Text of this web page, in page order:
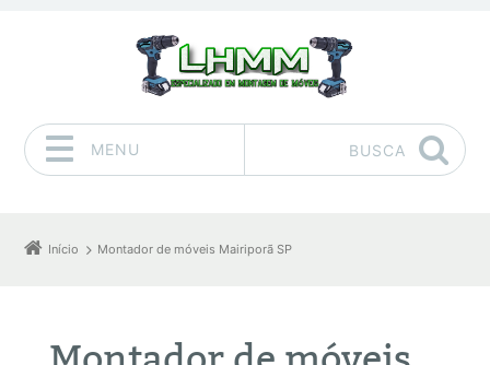
MENU BUSCA
Início Montador de móveis Mairiporã SP